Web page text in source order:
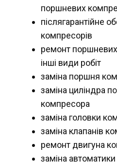
поршневих
післягарантійне
компресорів
ремонт
інші види робіт
заміна поршня
заміна циліндра
компресора
заміна головки
заміна клапанів
ремонт двигуна
заміна